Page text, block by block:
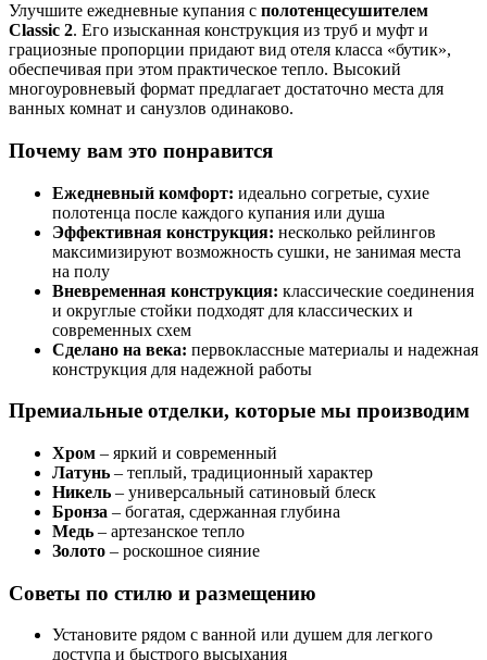
Улучшите ежедневные купания с полотенцесушителем
Classic 2. Его изысканная конструкция из труб и муфт и
грациозные пропорции придают вид отеля класса «бутик»,
обеспечивая при этом практическое тепло. Высокий
многоуровневый формат предлагает достаточно места для
ванных комнат и санузлов одинаково.
Почему вам это понравится
Ежедневный комфорт: идеально согретые, сухие
полотенца после каждого купания или душа
Эффективная конструкция: несколько рейлингов
максимизируют возможность сушки, не занимая места
на полу
Вневременная конструкция: классические соединения
и округлые стойки подходят для классических и
современных схем
Сделано на века: первоклассные материалы и надежная
конструкция для надежной работы
Премиальные отделки, которые мы производим
Хром – яркий и современный
Латунь – теплый, традиционный характер
Никель – универсальный сатиновый блеск
Бронза – богатая, сдержанная глубина
Медь – артезанское тепло
Золото – роскошное сияние
Советы по стилю и размещению
Установите рядом с ванной или душем для легкого
доступа и быстрого высыхания